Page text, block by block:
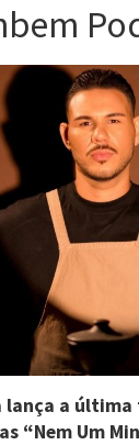
lança a
“Nem Um